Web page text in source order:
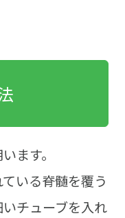
ます。
いる脊髄を覆う
チューブを入れ